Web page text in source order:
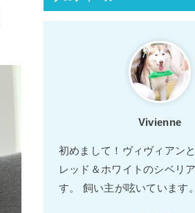
Vivienne
初めまして！ヴィヴィアン
レッド＆ホワイトのシベリ
す。 飼い主が呟いています。